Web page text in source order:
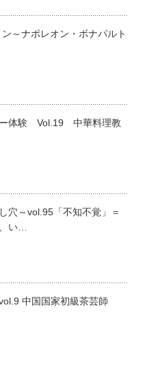
～ナポレオン・ボナパルト
ー体験 Vol.19 中華料理教
穴～vol.95「不知不覚」＝
い…
中国国家初級茶芸師